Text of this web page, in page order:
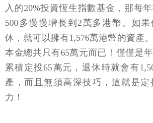
入的20%投資恆生指數基金，那每
500多慢慢增長到2萬多港幣。如果
休，就可以擁有1,576萬港幣的資產
本金總共只有65萬元而已！僅僅是
累積定投65萬元，退休時就會有
產，而且無須高深技巧，這就是
力！